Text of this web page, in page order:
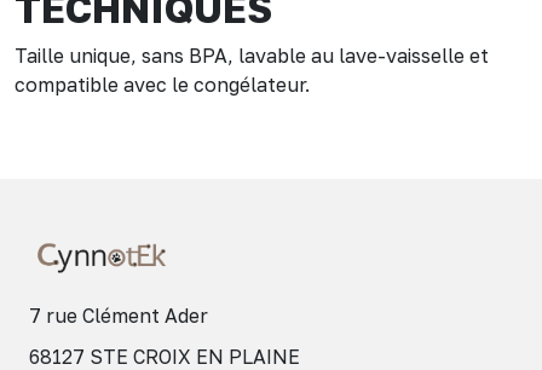
Taille unique, sans BPA, lavable au lave-vaisselle et
compatible avec le congélateur.
7 rue Clément Ader
68127 STE CROIX EN PLAINE